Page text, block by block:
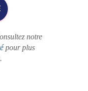
notre
pour plus